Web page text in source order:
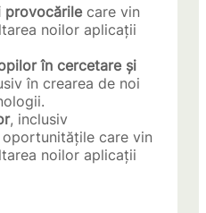
provocărilecare vin
noilor aplicații
în cercetare și
în crearea de noi
, inclusiv
care vin
noilor aplicații